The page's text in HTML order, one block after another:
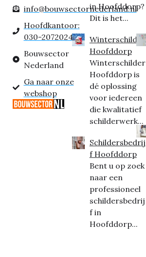
info@bouwsectornederland.nl
Hoofdkantoor:
030-2072024
Bouwsector
Nederland
Ga naar onze
webshop
in Hoofddorp?
Dit is het...
Winterschilder
Hoofddorp
Winterschilder
Hoofddorp is
dé oplossing
voor iedereen
die kwalitatief
schilderwerk...
Schildersbedrij
f Hoofddorp
Bent u op zoek
naar een
professioneel
schildersbedrij
f in
Hoofddorp...